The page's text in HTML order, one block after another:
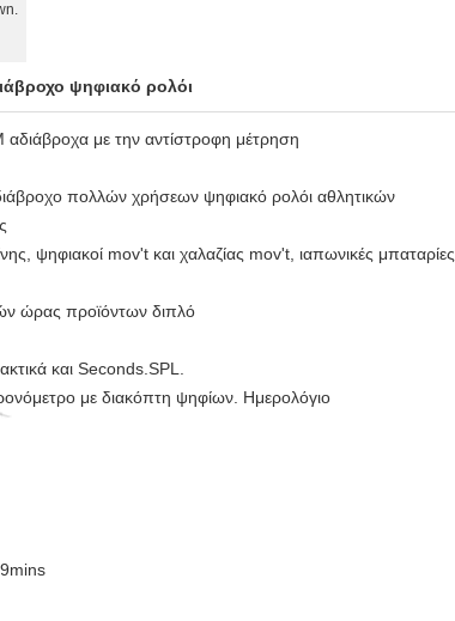
ψηφιακό ρολόι
με την αντίστροφη μέτρηση
πολλών χρήσεων ψηφιακό ρολόι αθλητικών
ψηφιακοί mov't και χαλαζίας mov't, ιαπωνικές μπαταρίες
ώρας προϊόντων διπλό
και Seconds.SPL.
με διακόπτη ψηφίων. Ημερολόγιο